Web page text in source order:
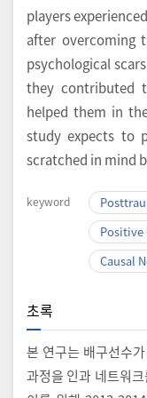
players
after overcoming
psychological
they contributed
helped them in
study expects to
scratched in mind
keyword
Positive
Causal
초록
본 연구는 배구선수
과정을 인과 네트워